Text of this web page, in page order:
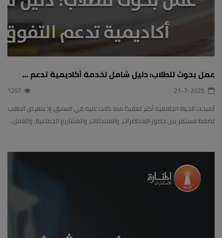
عمل بحوث للطلاب: دليل شامل لخدمة أكاديمية تدعم ...
1207
أصبحت الحياة الجامعية أكثر تعقيدًا مما كانت عليه في السابق. إذ يتعرض الطلاب
لضغط مستمر بين حضور المحاضرات، والامتحانات، والمشاريع الجماعية، والعمل..